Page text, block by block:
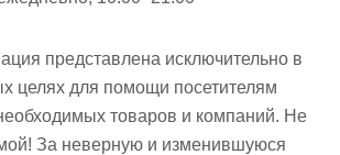
представлена исключительно в
целях для помощи посетителям
товаров и компаний. Не
За неверную и изменившуюся